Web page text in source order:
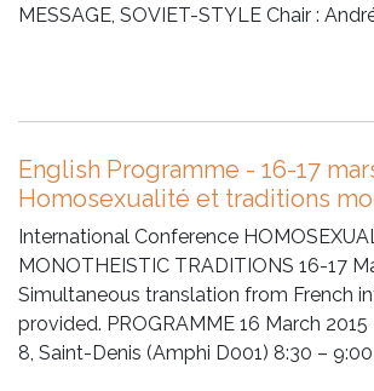
MESSAGE, SOVIET-STYLE Chair :
English Programme - 16-17
Homosexualité et traditions
International Conference
MONOTHEISTIC TRADITIONS 16-17
Simultaneous translation from French
provided. PROGRAMME 16 March 2015
8, Saint-Denis (Amphi D001) 8:30 – 9:00